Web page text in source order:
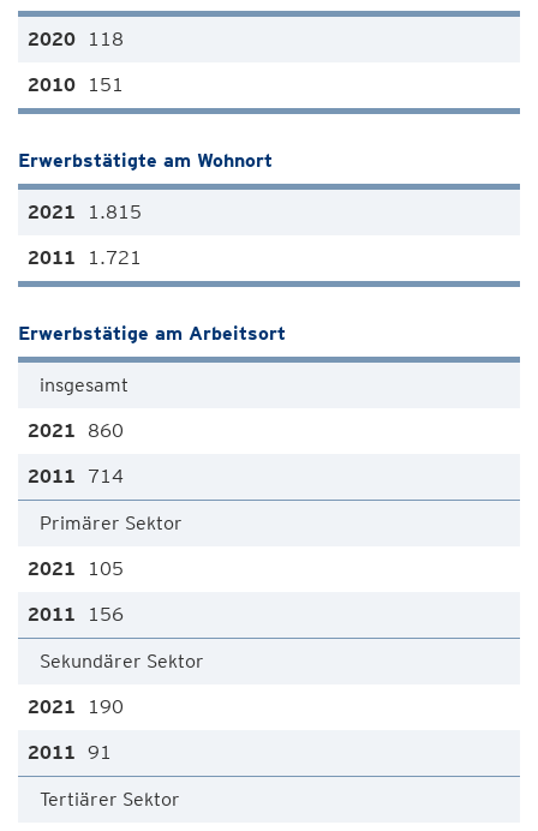
118
151
Erwerbstätigte am Wohnort
1.815
1.721
Erwerbstätige am Arbeitsort
insgesamt
860
714
Primärer Sektor
105
156
Sekundärer Sektor
190
91
Tertiärer Sektor